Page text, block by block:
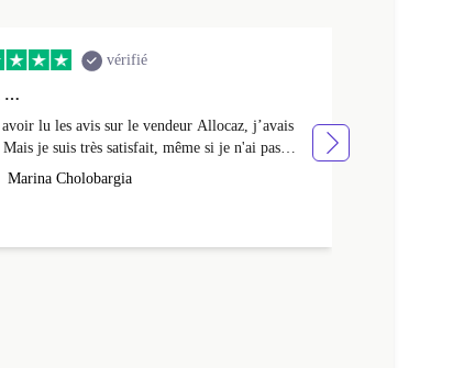
vérifié
…
lu les avis sur le vendeur Allocaz, j’avais
je suis très satisfait, même si je n'ai pas
Apple d'origine, mais un emballage en
Je l'ai aussi reçu avec un peu de retard. Cela fait
Marina Cholobargia